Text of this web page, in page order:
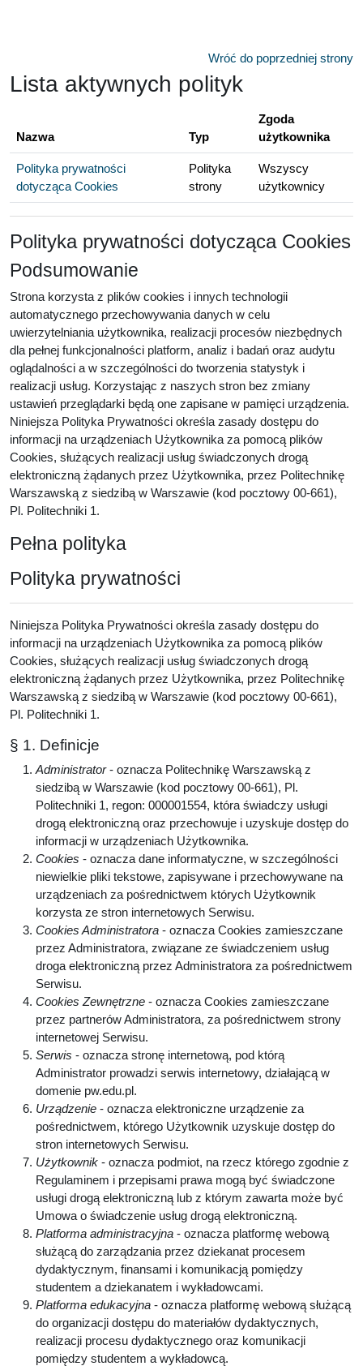
Wróć do poprzedniej strony
Lista aktywnych polityk
Nazwa Typ
Zgoda
użytkownika
Polityka prywatności
dotycząca Cookies
Polityka
strony
Wszyscy
użytkownicy
Polityka prywatności dotycząca Cookies
Podsumowanie
Strona korzysta z plików cookies i innych technologii
automatycznego przechowywania danych w celu
uwierzytelniania użytkownika, realizacji procesów niezbędnych
dla pełnej funkcjonalności platform, analiz i badań oraz audytu
oglądalności a w szczególności do tworzenia statystyk i
realizacji usług. Korzystając z naszych stron bez zmiany
ustawień przeglądarki będą one zapisane w pamięci urządzenia.
Niniejsza Polityka Prywatności określa zasady dostępu do
informacji na urządzeniach Użytkownika za pomocą plików
Cookies, służących realizacji usług świadczonych drogą
elektroniczną żądanych przez Użytkownika, przez Politechnikę
Warszawską z siedzibą w Warszawie (kod pocztowy 00-661),
Pl. Politechniki 1.
Pełna polityka
Polityka prywatności
Niniejsza Polityka Prywatności określa zasady dostępu do
informacji na urządzeniach Użytkownika za pomocą plików
Cookies, służących realizacji usług świadczonych drogą
elektroniczną żądanych przez Użytkownika, przez Politechnikę
Warszawską z siedzibą w Warszawie (kod pocztowy 00-661),
Pl. Politechniki 1.
§ 1. Definicje
Administrator- oznacza Politechnikę Warszawską z
siedzibą w Warszawie (kod pocztowy 00-661), Pl.
Politechniki 1, regon: 000001554, która świadczy usługi
drogą elektroniczną oraz przechowuje i uzyskuje dostęp do
informacji w urządzeniach Użytkownika.
Cookies - oznacza dane informatyczne, w szczególności
niewielkie pliki tekstowe, zapisywane i przechowywane na
urządzeniach za pośrednictwem których Użytkownik
korzysta ze stron internetowych Serwisu.
Cookies Administratora - oznacza Cookies zamieszczane
przez Administratora, związane ze świadczeniem usług
droga elektroniczną przez Administratora za pośrednictwem
Serwisu.
Cookies Zewnętrzne - oznacza Cookies zamieszczane
przez partnerów Administratora, za pośrednictwem strony
internetowej Serwisu.
Serwis - oznacza stronę internetową, pod którą
Administrator prowadzi serwis internetowy, działającą w
domenie pw.edu.pl.
Urządzenie - oznacza elektroniczne urządzenie za
pośrednictwem, którego Użytkownik uzyskuje dostęp do
stron internetowych Serwisu.
Użytkownik - oznacza podmiot, na rzecz którego zgodnie z
Regulaminem i przepisami prawa mogą być świadczone
usługi drogą elektroniczną lub z którym zawarta może być
Umowa o świadczenie usług drogą elektroniczną.
Platforma administracyjna - oznacza platformę webową
służącą do zarządzania przez dziekanat procesem
dydaktycznym, finansami i komunikacją pomiędzy
studentem a dziekanatem i wykładowcami.
Platforma edukacyjna - oznacza platformę webową służącą
do organizacji dostępu do materiałów dydaktycznych,
realizacji procesu dydaktycznego oraz komunikacji
pomiędzy studentem a wykładowcą.